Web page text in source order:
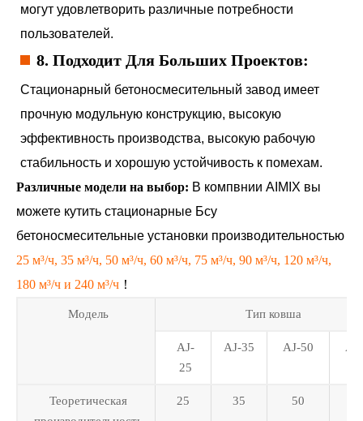
могут удовлетворить различные потребности
пользователей.
8. Подходит Для Больших Проектов:
Стационарный бетоносмесительный завод имеет
прочную модульную конструкцию, высокую
эффективность производства, высокую рабочую
стабильность и хорошую устойчивость к помехам.
Различные модели на выбор: В компвнии AIMIX вы
можете кутить стационарные Бсу
бетоносмесительные установки производительностью
25 м³/ч, 35 м³/ч, 50 м³/ч, 60 м³/ч, 75 м³/ч, 90 м³/ч, 120 м³/ч,
180 м³/ч и 240 м³/ч ！
Модель Тип ковша
AJ-
25
AJ-35 AJ-50
Теоретическая
25 35 50